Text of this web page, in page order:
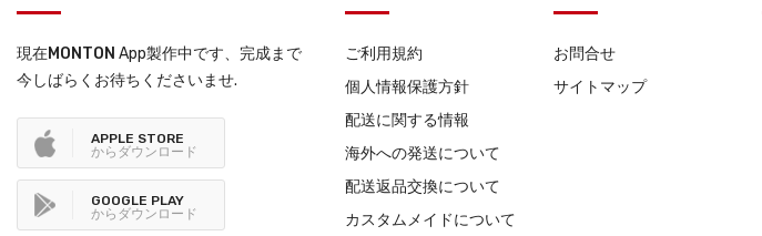
現在MONTON App製作中です、完成まで
今しばらくお待ちくださいませ.
APPLE STORE
からダウンロード
GOOGLE PLAY
からダウンロード
ご利用規約
個人情報保護方針
配送に関する情報
海外への発送について
配送返品交換について
カスタムメイドについて
お問合せ
サイトマップ